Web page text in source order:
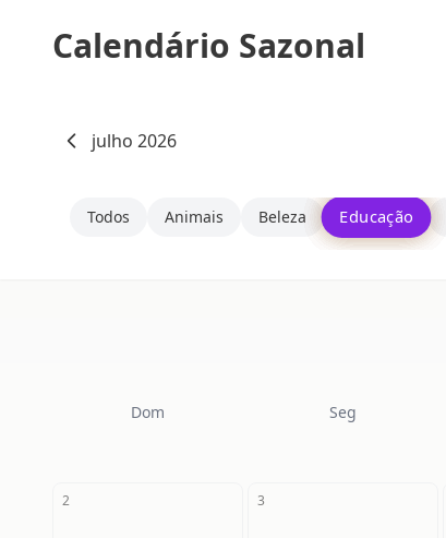
Calendário Sazonal
julho 2026
Todos Animais Beleza Educação
Dom Seg
2 3